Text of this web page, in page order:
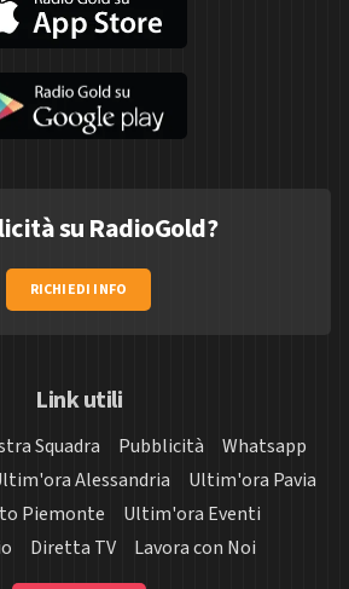
su RadioGold?
RICHIEDI INFO
Link utili
Squadra Pubblicità
Whatsapp
Alessandria
Ultim'ora Pavia
Piemonte
Ultim'ora Eventi
Diretta TV Lavora con Noi